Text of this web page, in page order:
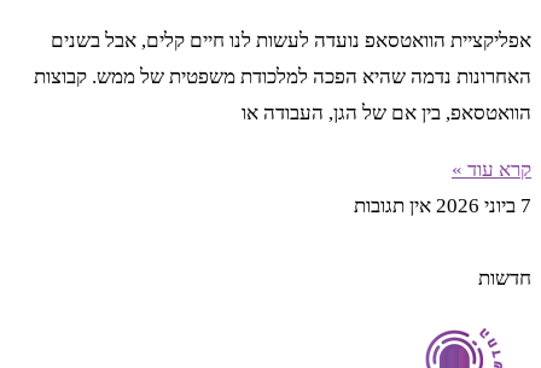
אפליקציית הוואטסאפ נועדה לעשות לנו חיים קלים, אבל בשנים
האחרונות נדמה שהיא הפכה למלכודת משפטית של ממש. קבוצות
הוואטסאפ, בין אם של הגן, העבודה או
קרא עוד »
7 ביוני 2026
אין תגובות
חדשות